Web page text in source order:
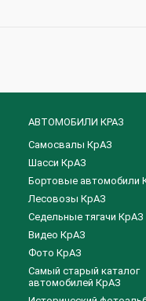
АВТОМОБИЛИ КРАЗ
Самосвалы КрАЗ
Шасси КрАЗ
Бортовые автомобили
Лесовозы КрАЗ
Седельные тягачи КрАЗ
Видео КрАЗ
Фото КрАЗ
Самый старый каталог
автомобилей КрАЗ